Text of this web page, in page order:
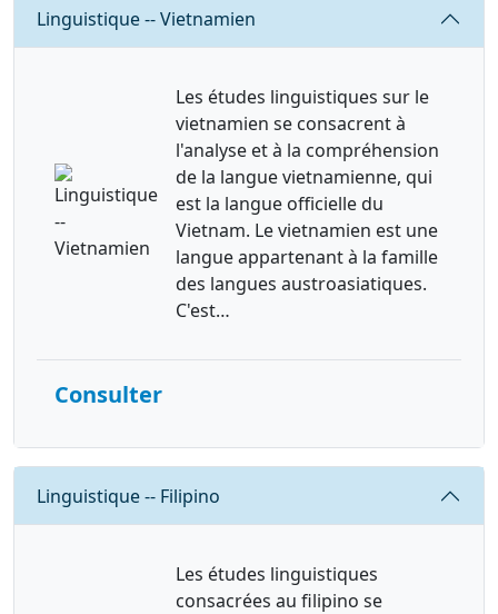
Linguistique -- Vietnamien
Les études linguistiques sur le
vietnamien se consacrent à
l'analyse et à la compréhension
de la langue vietnamienne, qui
est la langue officielle du
Vietnam. Le vietnamien est une
langue appartenant à la famille
des langues austroasiatiques.
C'est…
Consulter
Requête
Linguistique -- Filipino
Les études linguistiques
consacrées au filipino se